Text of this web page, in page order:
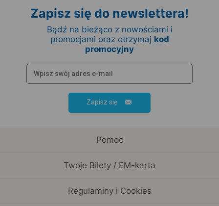
Zapisz się do newslettera!
Bądź na bieżąco z nowościami i
promocjami oraz otrzymaj kod
promocyjny
Zapisz się
Pomoc
Twoje Bilety / EM-karta
Regulaminy i Cookies